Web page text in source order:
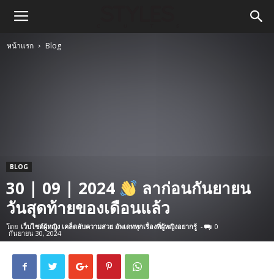
หน้าแรก Blog
BLOG
30 | 09 | 2024
ลาก่อนกันยายน
วันสุดท้ายของเดือนแล้ว
โดย เว็บไซต์ผู้หญิง เคล็ดลับความสวย อัพเดททุกเรื่องที่ผู้หญิงอยากรู้ -
กันยายน 30, 2024
0